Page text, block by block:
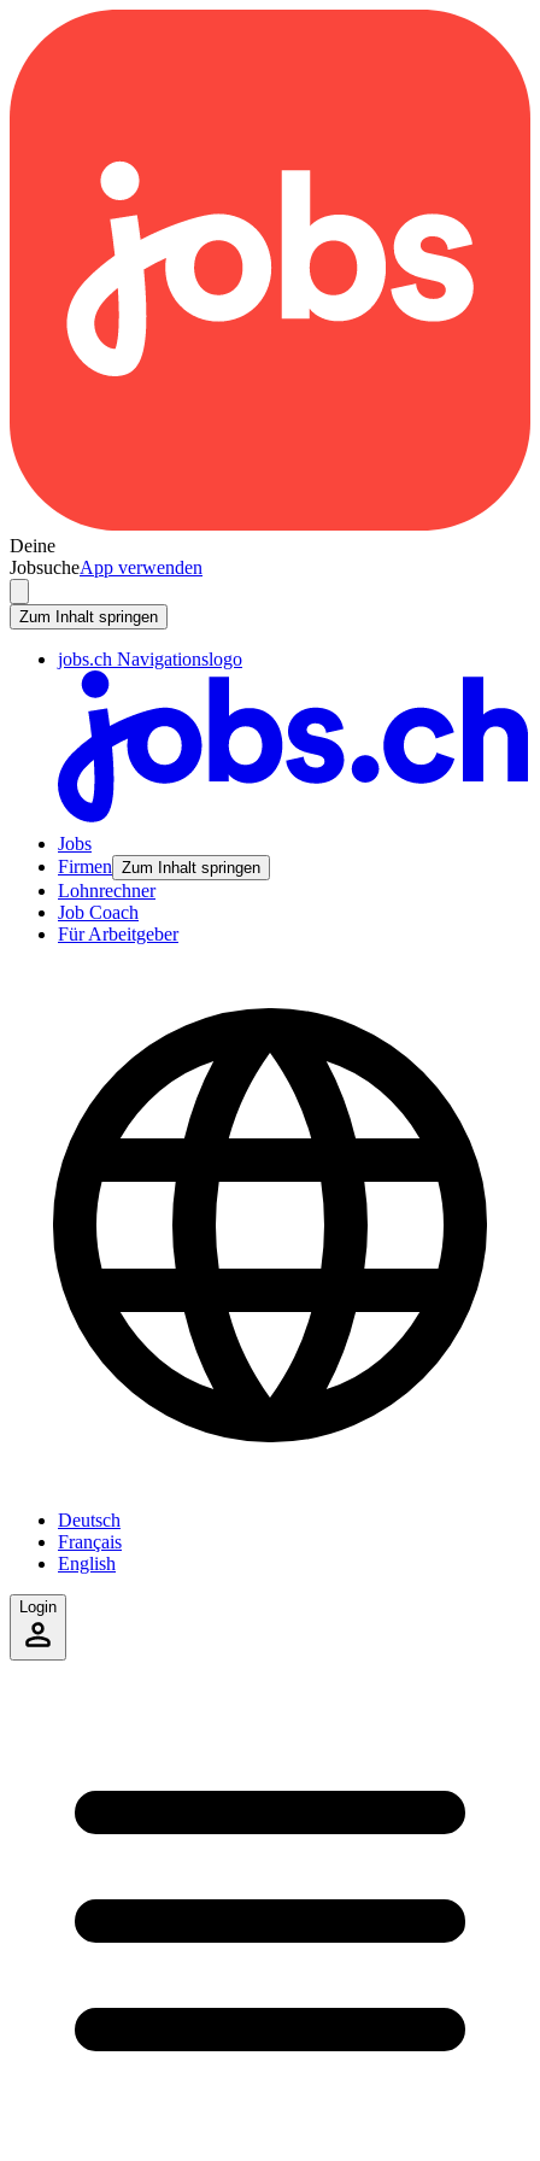
Deine
JobsucheApp verwenden
Zum Inhalt springen
jobs.ch Navigationslogo
Jobs
Firmen Zum Inhalt springen
Lohnrechner
Job Coach
Für Arbeitgeber
Deutsch
Français
English
Login